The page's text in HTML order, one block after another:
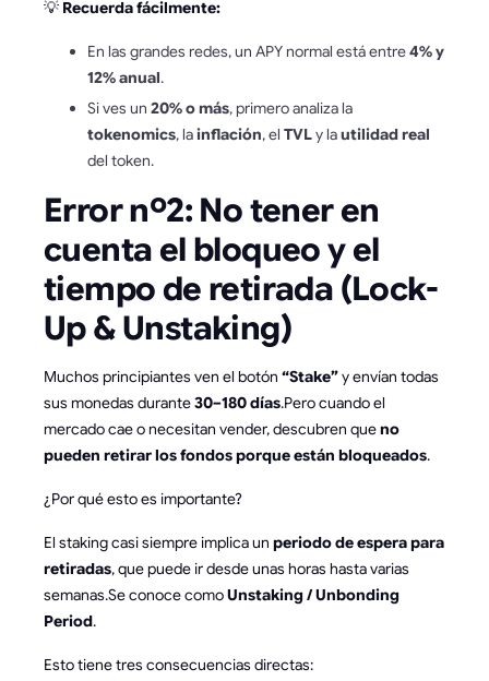
💡 Recuerda fácilmente:
En las grandes redes, un APY normal está entre4% y
12% anual.
Si ves un 20% o más, primero analiza la
tokenomics, lainflación, el TVLy lautilidad real
del token.
Error nº2: No tener en
cuenta el bloqueo y el
tiempo de retirada (Lock-
Up & Unstaking)
Muchos principiantes ven el botón “Stake”y envían todas
sus monedas durante30–180 días.Pero cuando el
mercado cae o necesitan vender, descubren queno
pueden retirar los fondos porque están bloqueados.
¿Por qué esto es importante?
El staking casi siempre implica un periodo de espera para
retiradas, que puede ir desde unas horas hasta varias
semanas.Se conoce comoUnstaking / Unbonding
Period.
Esto tiene tres consecuencias directas: